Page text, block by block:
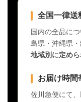
全国一律送
国内の全品に
島県・沖縄県
地域別に定め
お届け時間
佐川急便にて